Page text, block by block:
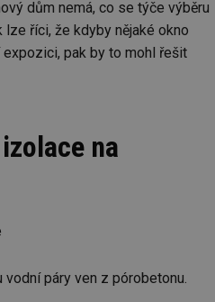
dům nemá, co se týče výběru
lze říci, že kdyby nějaké okno
pak by to mohl řešit
na
páry ven z pórobetonu.